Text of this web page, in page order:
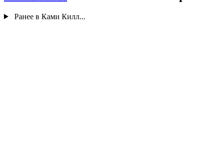
Ранее в Ками Килл...